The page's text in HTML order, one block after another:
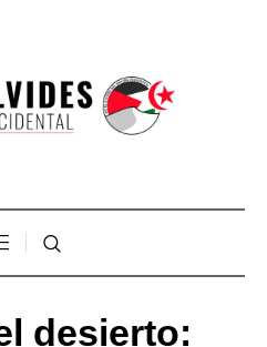
desierto: